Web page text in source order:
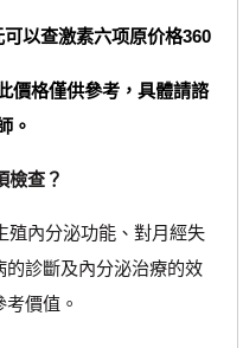
以查激素六项原价格360
價格僅供參考，具體請諮
。
檢查？
內分泌功能、對月經失
的診斷及內分泌治療的效
價值。